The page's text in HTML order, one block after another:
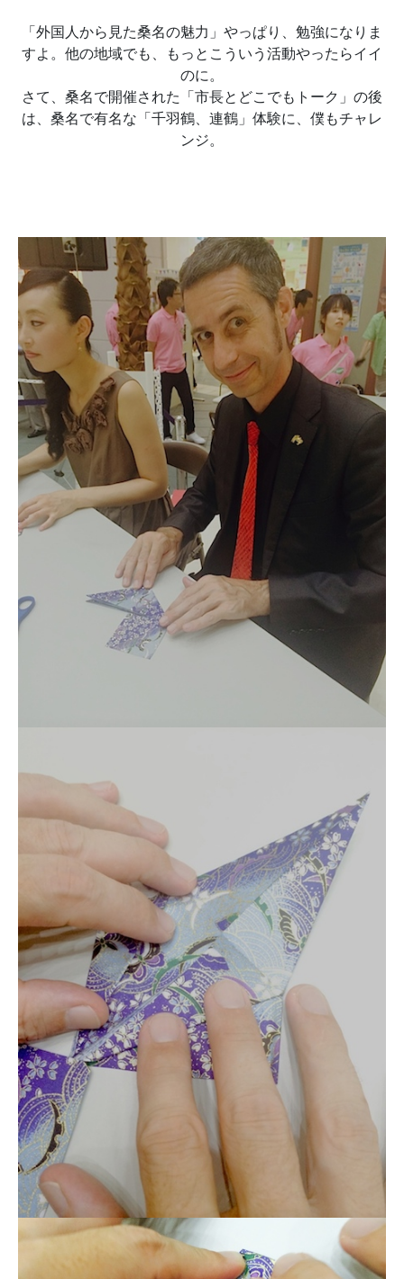
「外国人から見た桑名の魅力」やっぱり、勉強になりま
すよ。他の地域でも、もっとこういう活動やったらイイ
のに。
さて、桑名で開催された「市長とどこでもトーク」の後
は、桑名で有名な「千羽鶴、連鶴」体験に、僕もチャレ
ンジ。